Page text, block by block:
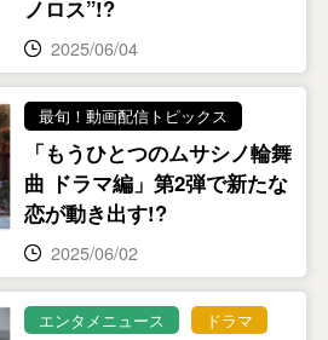
ノロス”!?
2025/06/04
最旬！動画配信トピックス
「もうひとつのムサシノ輪舞
曲 ドラマ編」第2弾で新たな
恋が動き出す!?
2025/06/02
エンタメニュース ドラマ